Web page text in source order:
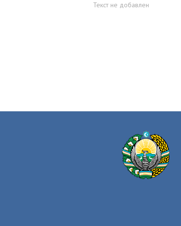
Текст не добавлен